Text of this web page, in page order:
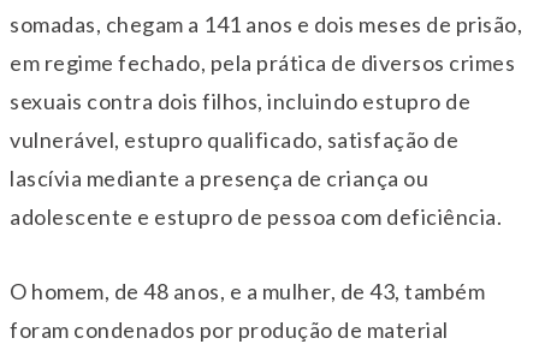
somadas, chegam a 141 anos e dois meses de prisão,
em regime fechado, pela prática de diversos crimes
sexuais contra dois filhos, incluindo estupro de
vulnerável, estupro qualificado, satisfação de
lascívia mediante a presença de criança ou
adolescente e estupro de pessoa com deficiência.
O homem, de 48 anos, e a mulher, de 43, também
foram condenados por produção de material